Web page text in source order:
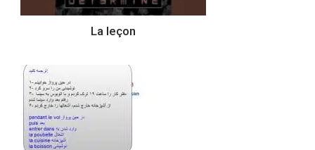
La leçon